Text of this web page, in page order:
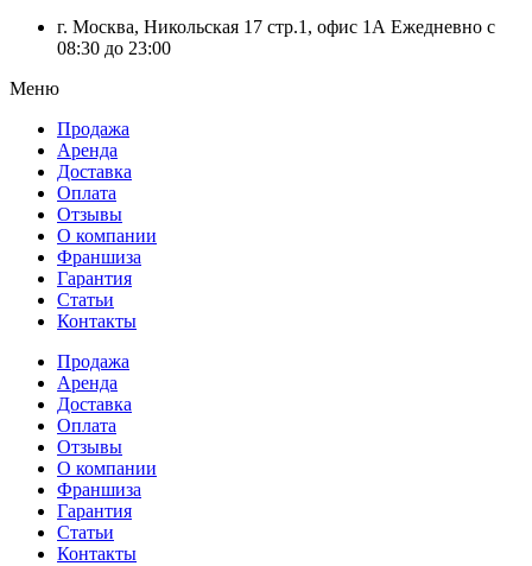
г. Москва, Никольская 17 стр.1, офис 1А Ежедневно с
08:30 до 23:00
Меню
Продажа
Аренда
Доставка
Оплата
Отзывы
О компании
Франшиза
Гарантия
Статьи
Контакты
Продажа
Аренда
Доставка
Оплата
Отзывы
О компании
Франшиза
Гарантия
Статьи
Контакты